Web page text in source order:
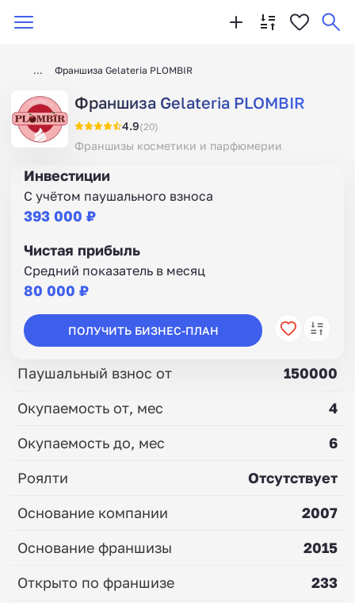
Франшиза Gelateria PLOMBIR
Франшиза Gelateria PLOMBIR
4.9(20)
Франшизы косметики и парфюмерии
Инвестиции
С учётом паушального взноса
393 000 ₽
Чистая прибыль
Средний показатель в месяц
80 000 ₽
ПОЛУЧИТЬ БИЗНЕС-ПЛАН
Паушальный взнос от
150000
Окупаемость от, мес
4
Окупаемость до, мес
6
Роялти
Отсутствует
Основание компании
2007
Основание франшизы
2015
Открыто по франшизе
233